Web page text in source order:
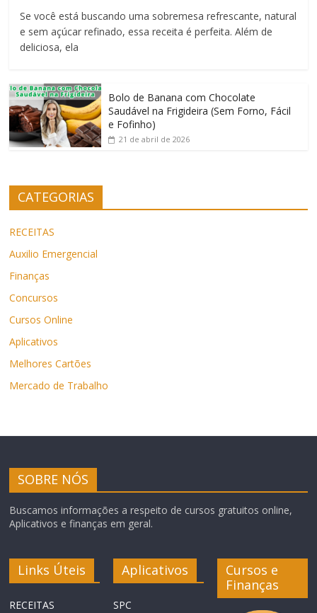
Se você está buscando uma sobremesa refrescante, natural
e sem açúcar refinado, essa receita é perfeita. Além de
deliciosa, ela
Bolo de Banana com Chocolate
Saudável na Frigideira (Sem Forno, Fácil
e Fofinho)
21 de abril de 2026
CATEGORIAS
RECEITAS
Auxilio Emergencial
Finanças
Concursos
Cursos Online
Aplicativos
Melhores Cartões
Mercado de Trabalho
SOBRE NÓS
Buscamos informações a respeito de cursos gratuitos online,
Aplicativos e finanças em geral.
Links Úteis
RECEITAS
Aplicativos
SPC
Cursos e
Finanças